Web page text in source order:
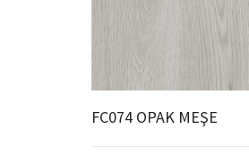
FC074 OPAK MEŞE